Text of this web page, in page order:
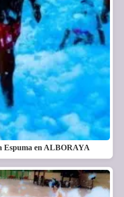
Espuma en ALBORAYA